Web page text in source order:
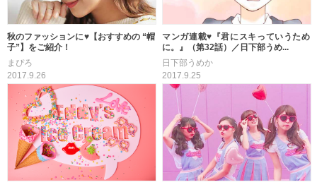
秋のファッションに♥【おすすめの “帽
子”】をご紹介！
まぴろ
2017.9.26
マンガ連載♥『君にスキっていうため
に。』（第32話）／日下部うめ...
日下部うめか
2017.9.25